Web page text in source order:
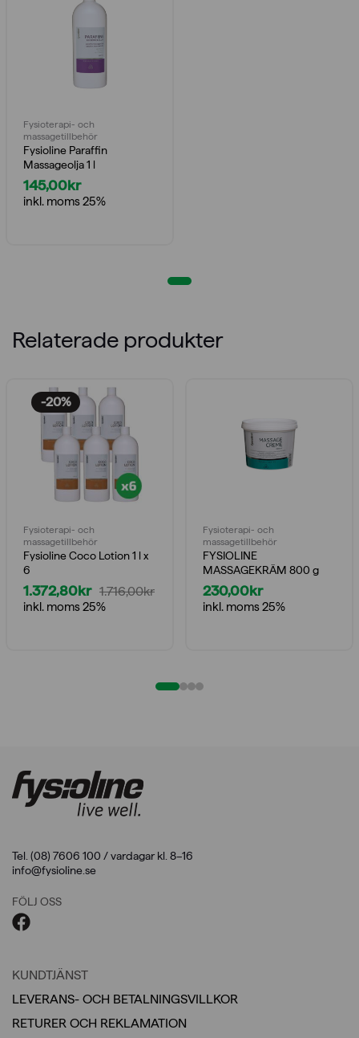
Fysioterapi- och
massagetillbehör
Fysioline Paraffin
Massageolja 1 l
145,00kr
inkl. moms 25%
Relaterade produkter
-20%
Fysioterapi- och
massagetillbehör
Fysioline Coco Lotion 1 l x
6
1.716,00kr
Det
1.372,80kr
Det
inkl. moms 25%
Fysioterapi- och
massagetillbehör
FYSIOLINE
MASSAGEKRÄM 800 g
230,00kr
inkl. moms 25%
Tel. (08) 7606 100 / vardagar kl. 8–16
info@fysioline.se
FÖLJ OSS
KUNDTJÄNST
LEVERANS- OCH BETALNINGSVILLKOR
RETURER OCH REKLAMATION